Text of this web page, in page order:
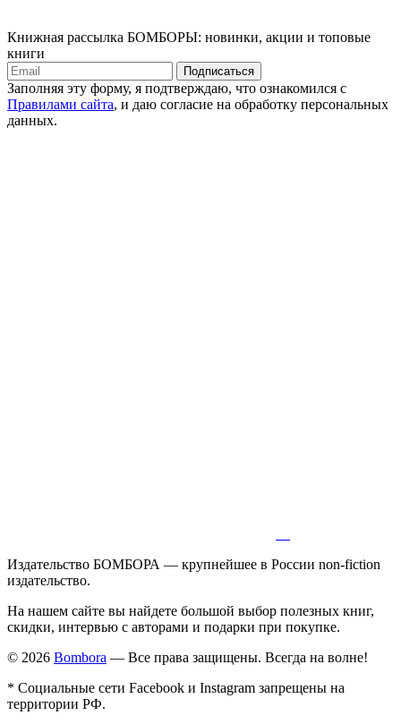
Книжная рассылка БОМБОРЫ: новинки, акции и топовые
книги
Подписаться
Заполняя эту форму, я подтверждаю, что ознакомился с
Правилами сайта, и даю согласие на обработку персональных
данных.
Издательство БОМБОРА — крупнейшее в России non-fiction
издательство.
На нашем сайте вы найдете большой выбор полезных книг,
скидки, интервью с авторами и подарки при покупке.
© 2026 Bombora — Все права защищены. Всегда на волне!
* Социальные сети Facebook и Instagram запрещены на
территории РФ.